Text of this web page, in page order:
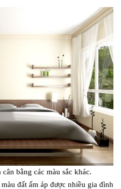
bằng các màu sắc khác.
đất ấm áp được nhiều gia đình